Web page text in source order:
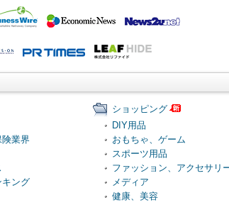
業界
ング
ショッピング
DIY用品
おもちゃ、ゲーム
スポーツ用品
ファッション、アクセサリ
メディア
健康、美容